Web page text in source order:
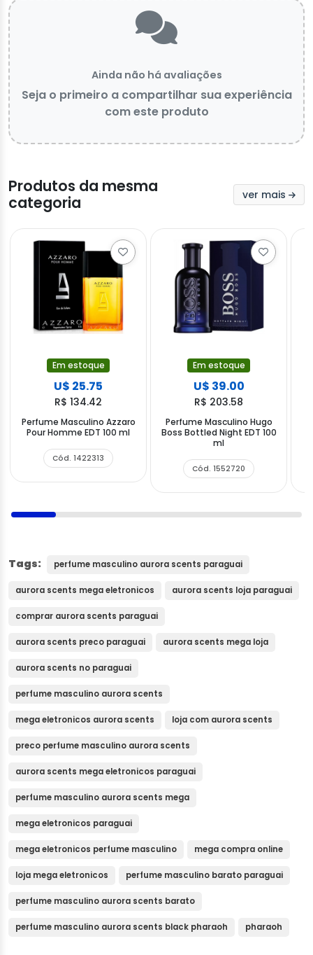
Ainda não há avaliações
Seja o primeiro a compartilhar sua experiência
com este produto
Produtos da mesma
categoria
ver mais
Em estoque
U$ 25.75
R$ 134.42
Perfume Masculino Azzaro
Pour Homme EDT 100 ml
Cód. 1422313
Em estoque
U$ 39.00
R$ 203.58
Perfume Masculino Hugo
Boss Bottled Night EDT 100
ml
Cód. 1552720
Tags: perfume masculino aurora scents paraguai
aurora scents mega eletronicos aurora scents loja paraguai
comprar aurora scents paraguai
aurora scents preco paraguai aurora scents mega loja
aurora scents no paraguai
perfume masculino aurora scents
mega eletronicos aurora scents loja com aurora scents
preco perfume masculino aurora scents
aurora scents mega eletronicos paraguai
perfume masculino aurora scents mega
mega eletronicos paraguai
mega eletronicos perfume masculino mega compra online
loja mega eletronicos perfume masculino barato paraguai
perfume masculino aurora scents barato
perfume masculino aurora scents black pharaoh pharaoh